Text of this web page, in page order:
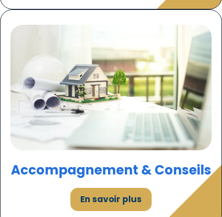
Accompagnement & Conseils
En savoir plus